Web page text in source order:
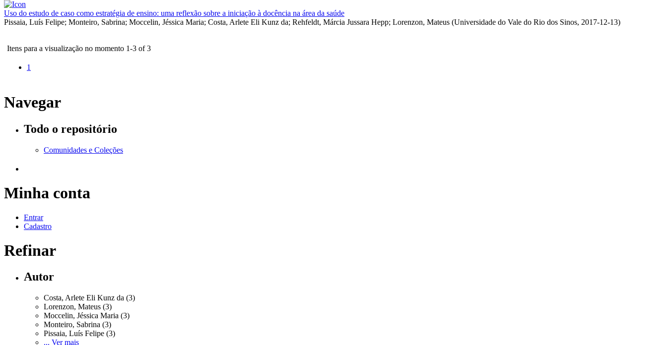
Uso do estudo de caso como estratégia de ensino: uma reflexão sobre a iniciação à docência na área da saúde
Pissaia, Luís Felipe; Monteiro, Sabrina; Moccelin, Jéssica Maria; Costa, Arlete Eli Kunz da; Rehfeldt, Márcia Jussara Hepp; Lorenzon, Mateus (Universidade do Vale do Rio dos Sinos, 2017-12-13)
Itens para a visualização no momento 1-3 of 3
1
Navegar
Todo o repositório
Comunidades e Coleções
Minha conta
Entrar
Cadastro
Refinar
Autor
Costa, Arlete Eli Kunz da (3)
Lorenzon, Mateus (3)
Moccelin, Jéssica Maria (3)
Monteiro, Sabrina (3)
Pissaia, Luís Felipe (3)
... Ver mais